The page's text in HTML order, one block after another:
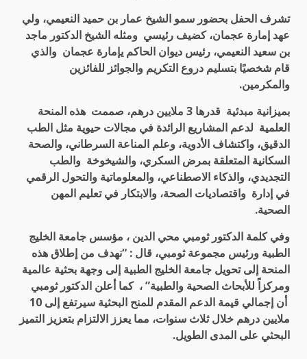
تشرف الحفل بحضور سمو الشيخ عمار بن حميد النعيمي، ولي
عهد إمارة عجمان، كضيف رئيسي ومثله الشيخ الدكتور ماجد
بن سعيد النعيمي، رئيس ديوان الحاكم يإمارة عجمان والذي
قام شخصيًا بتسليم دروع التكريم والجوائز للفائزين
والمكرمين.
بميزانية مبدئية قدرها 3 ملايين درهم، صممت هذه المنحة
العلمية لدعم المشاريع الرائدة في مجالات حيوية مثل الطب
الدقيق، واكتشاف الأدوية، وعلم المناعة السرطاني، والصحة
السكانية المتعلقة بمرض السكري، والشيخوخة والطب
التجديدي، والذكاء الاصطناعي، والمعلوماتية والتحول الرقمي
في إدارة واقتصاديات الصحة، والابتكار في تعليم المهن
الصحية.
وفي كلمة الدكتور ثومبي محي الدين ، مؤسس جامعة الخليج
الطبية ورئيس مجموعة ثومبي، قال : “نهدف من إطلاق هذه
المنحة إلى تحويل جامعة الخليج الطبية إلى وجهة بحثية عالمية
ومركزاً للأبحاث الصحية والطبية” ، كما أعلن الدكتور ثومبي
أن إجمالي قيمة الدعم المقدم للمنح البحثية سيرتفع إلى 10
ملايين درهم خلال ثلاث سنوات، مما يعزز الالتزام بتعزيز التميز
البحثي على المدى الطويل.